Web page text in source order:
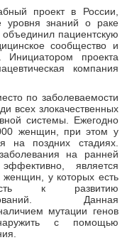
проект в России,
уровня знаний о раке
пациентскую
сообщество и
Инициатором проекта
компания
по заболеваемости
всех злокачественных
системы. Ежегодно
женщин, при этом у
на поздних стадиях.
на ранней
является
у которых есть
к развитию
Данная
мутации генов
с помощью